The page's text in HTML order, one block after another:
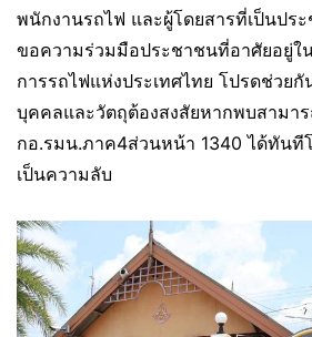
พนักงานรถไฟ และผู้โดยสารที่เป็นปร
ขอความร่วมมือประชาชนที่อาศัยอยู่ใ
การรถไฟแห่งประเทศไทย โปรดช่วยกั
บุคคลและวัตถุต้องสงสัยหากพบสามา
กอ.รมน.ภาค4ส่วนหน้า 1340 ได้ทันที
เป็นความลับ